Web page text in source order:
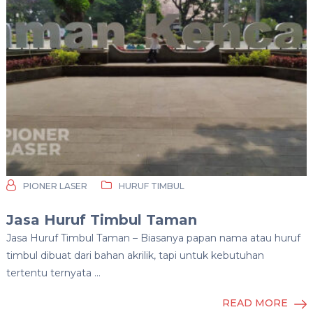
PIONER LASER HURUF TIMBUL
Jasa Huruf Timbul Taman
Jasa Huruf Timbul Taman – Biasanya papan nama atau huruf
timbul dibuat dari bahan akrilik, tapi untuk kebutuhan
tertentu ternyata …
READ MORE